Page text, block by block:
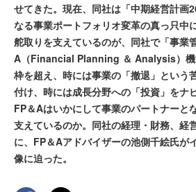
せてきた。現在、同社は「中期経営計画
なる事業ポートフォリオ変革の真っ只中
舵取りを支えているのが、同社で「事業
A（Financial Planning ＆ Analysis）機
枠を超え、時には事業の「撤退」という
付け、時には成長分野への「投資」をナ
FP＆Aはいかにして事業のパートナーと
支えているのか。同社の経理・財務、経
に、FP＆Aアドバイザーの池側千絵氏が
像に迫った。